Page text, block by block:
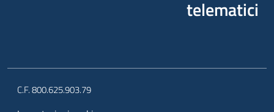
telematici
C.F. 800.625.903.79